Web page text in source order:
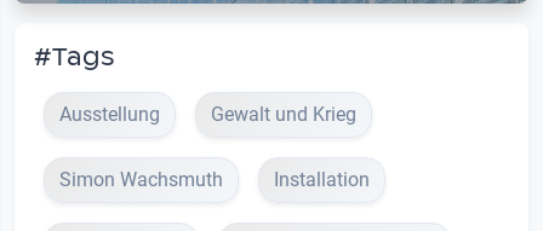
#Tags
Ausstellung Gewalt und Krieg
Simon Wachs­muth Installation